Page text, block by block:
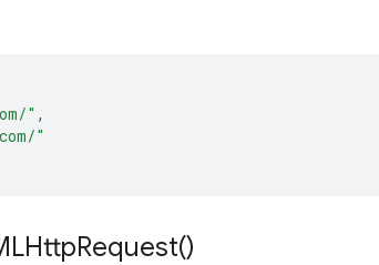
" ,
"
Request()